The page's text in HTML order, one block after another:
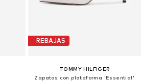
REBAJAS
TOMMY HILFIGER
Zapatos con plataforma 'Essential'